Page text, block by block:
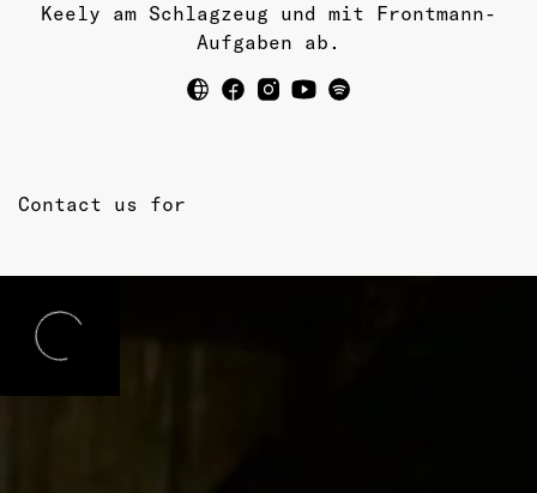
Keely am Schlagzeug und mit Frontmann-
Aufgaben ab.
Contact us for